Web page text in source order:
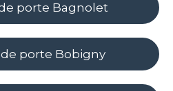
porte Bagnolet
porte Bobigny